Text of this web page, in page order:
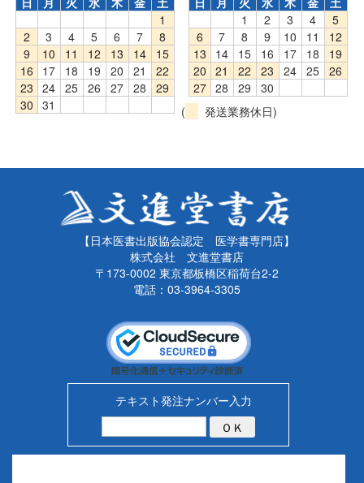
1
2
3 4 5 6 7
8
9
10 11 12 13 14
15
16
17 18 19 20 21
22
23
24 25 26 27 28
29
30
31
1
2 3 4
5
6
7 8 9 10 11
12
13
14 15 16 17 18
19
20
21 22 23 24 25
26
27 28 29
30
(
発送業務休日)
【日本医書出版協会認定 医学書専門店】
株式会社 文進堂書店
〒173-0002 東京都板橋区稲荷台2-2
電話：03-3964-3305
テキスト発注ナンバー入力